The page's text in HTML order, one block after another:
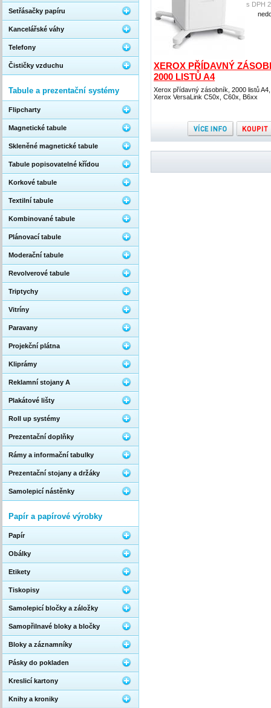
XEROX PŘÍDAVNÝ
2000 LISTŮ A4
Xerox přídavný zásobník, 2000 listů
Xerox VersaLink C50x, C60x, B6xx
s DPH
Setřásačky papíru
Kancelářské váhy
Telefony
Čističky vzduchu
Tabule a prezentační systémy
Flipcharty
Magnetické tabule
Skleněné magnetické tabule
Tabule popisovatelné křídou
Korkové tabule
Textilní tabule
Kombinované tabule
Plánovací tabule
Moderační tabule
Revolverové tabule
Triptychy
Vitríny
Paravany
Projekční plátna
Kliprámy
Reklamní stojany A
Plakátové lišty
Roll up systémy
Prezentační doplňky
Rámy a informační tabulky
Prezentační stojany a držáky
Samolepicí nástěnky
Papír a papírové výrobky
Papír
Obálky
Etikety
Tiskopisy
Samolepicí bločky a záložky
Samopřilnavé bloky a bločky
Bloky a záznamníky
Pásky do pokladen
Kreslicí kartony
Knihy a kroniky